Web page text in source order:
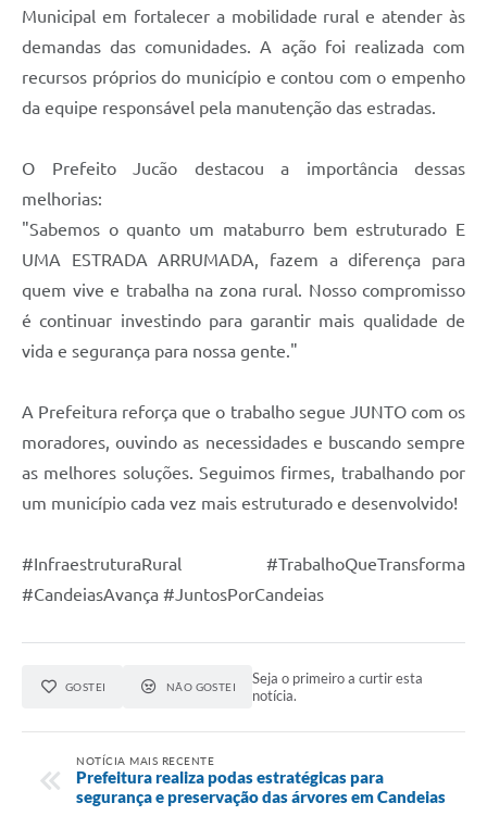
Legislação para Concurso
Transparência dos recursos municipais empregado no
Lei Aldir Blanc
Prestação de Contas Secretária de Saúde
RELATÓRIO ESPORTE MUNICIPAL 2025
Municipal em fortalecer a mobilidade rural e atender às
demandas das comunidades. A ação foi realizada com
recursos próprios do município e contou com o empenho
da equipe responsável pela manutenção das estradas.
O Prefeito Jucão destacou a importância dessas
melhorias:
"Sabemos o quanto um mataburro bem estruturado E
UMA ESTRADA ARRUMADA, fazem a diferença para
quem vive e trabalha na zona rural. Nosso compromisso
é continuar investindo para garantir mais qualidade de
vida e segurança para nossa gente."
A Prefeitura reforça que o trabalho segue JUNTO com os
moradores, ouvindo as necessidades e buscando sempre
as melhores soluções. Seguimos firmes, trabalhando por
um município cada vez mais estruturado e desenvolvido!
#InfraestruturaRural #TrabalhoQueTransforma
#CandeiasAvança #JuntosPorCandeias
GOSTEI NÃO GOSTEI
Seja o primeiro a curtir esta
notícia.
NOTÍCIA MAIS RECENTE
Prefeitura realiza podas estratégicas para
segurança e preservação das árvores em Candeias